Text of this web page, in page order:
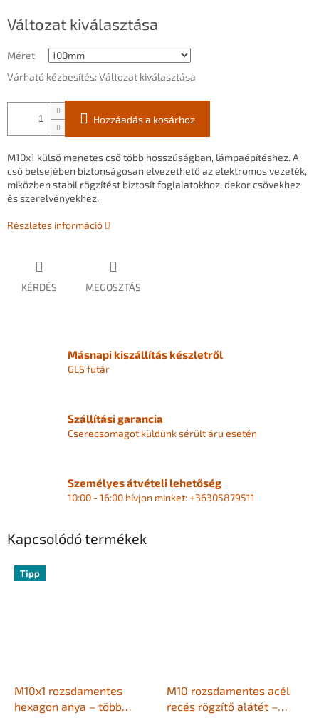
Változat kiválasztása
Méret
Várható kézbesítés:Változat kiválasztása
Hozzáadás a kosárhoz
M10x1 külső menetescsőtöbb hosszúságban, lámpaépítéshez. A
cső belsejében biztonságosan elvezethetőazelektromosvezeték,
miközben stabil rögzítést biztosítfoglalatokhoz, dekorcsövekhez
ésszerelvényekhez.
Részletes információ
KÉRDÉS MEGOSZTÁS
Másnapi kiszállítás készletről
GLS futár
Szállítási garancia
Cserecsomagot küldünk sérült áru esetén
Személyes átvételi lehetőség
10:00 - 16:00 hívjon minket: +36305879511
Kapcsolódó termékek
Tipp
M10x1 rozsdamentes
hexagon anya – több
M10 rozsdamentes acél
recés rögzítő alátét –